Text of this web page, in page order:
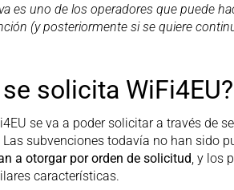
es uno de los operadores que puede
(y posteriormente si se quiere
solicita WiFi4EU?
se va a poder solicitar a través de
subvenciones todavía no han sido
a otorgar por orden de solicitud, y los
características.